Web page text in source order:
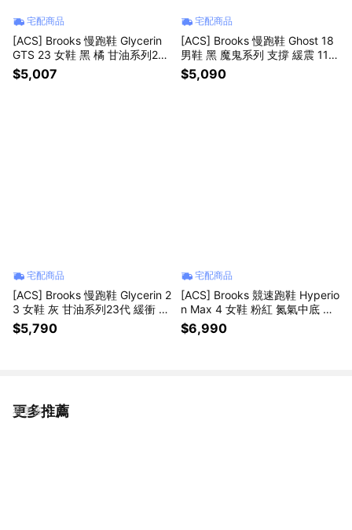
宅配商品
[ACS] Brooks 慢跑鞋 Glycerin
GTS 23 女鞋 黑 橘 甘油系列23
代 氮氣 1204921B072
$5,007
宅配商品
[ACS] Brooks 慢跑鞋 Ghost 18
男鞋 黑 魔鬼系列 支撐 緩震 110
4931D096
$5,090
宅配商品
[ACS] Brooks 慢跑鞋 Glycerin 2
3 女鞋 灰 甘油系列23代 緩衝 氮
氣中底 1204651B068
$5,790
宅配商品
[ACS] Brooks 競速跑鞋 Hyperio
n Max 4 女鞋 粉紅 氮氣中底 回
彈 慢跑鞋 1204871B653
$6,990
更多推薦
看更多